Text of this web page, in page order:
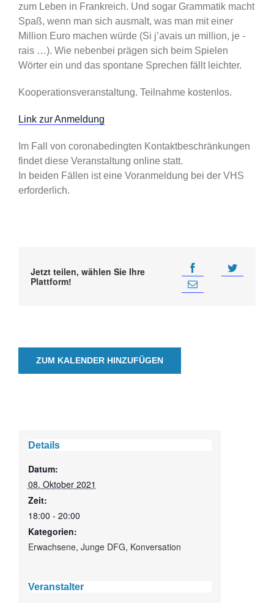
zum Leben in Frankreich. Und sogar Grammatik macht
Spaß, wenn man sich ausmalt, was man mit einer
Million Euro machen würde (Si j’avais un million, je -
rais …). Wie nebenbei prägen sich beim Spielen
Wörter ein und das spontane Sprechen fällt leichter.
Kooperationsveranstaltung. Teilnahme kostenlos.
Link zur Anmeldung
Im Fall von coronabedingten Kontaktbeschränkungen
findet diese Veranstaltung online statt.
In beiden Fällen ist eine Voranmeldung bei der VHS
erforderlich.
Jetzt teilen, wählen Sie Ihre
Plattform!
ZUM KALENDER HINZUFÜGEN
Details
Datum:
08. Oktober 2021
Zeit:
18:00 - 20:00
Kategorien:
Erwachsene, Junge DFG, Konversation
Veranstalter